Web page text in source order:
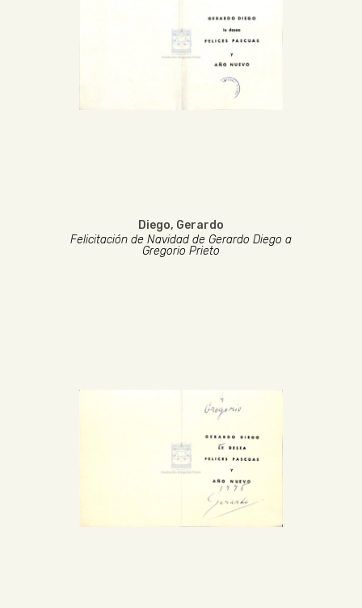
Diego, Gerardo
Felicitación de Navidad de Gerardo Diego a
Gregorio Prieto